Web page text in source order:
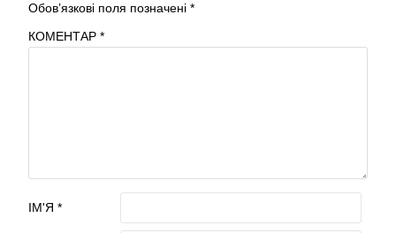
Обов’язкові поля позначені *
КОМЕНТАР *
ІМ'Я *